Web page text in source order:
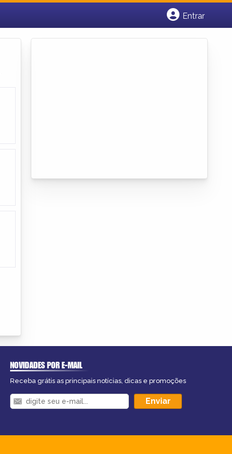
Entrar
NOVIDADES POR E-MAIL
Receba grátis as principais notícias, dicas e promoções